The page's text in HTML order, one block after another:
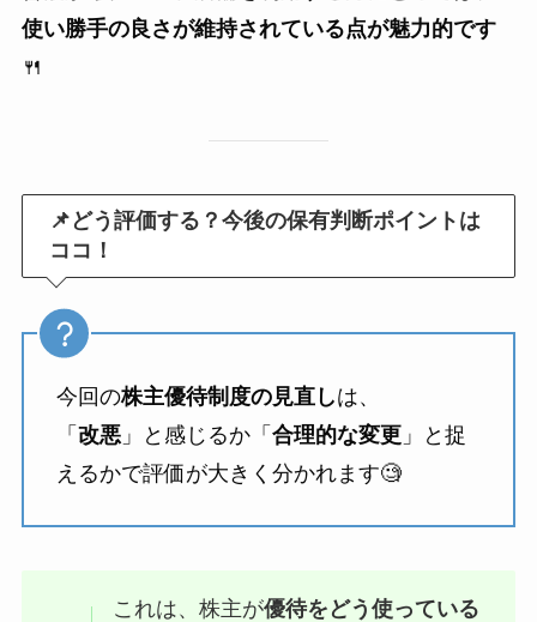
使い勝手の良さが維持されている点が魅力的です
🍴
📌どう評価する？今後の保有判断ポイントは
ココ！
今回の株主優待制度の見直しは、
「 改悪」と感じるか「 合理的な変更」と捉
えるかで評価が大きく分かれます🧐
これは、株主が優待をどう使っている